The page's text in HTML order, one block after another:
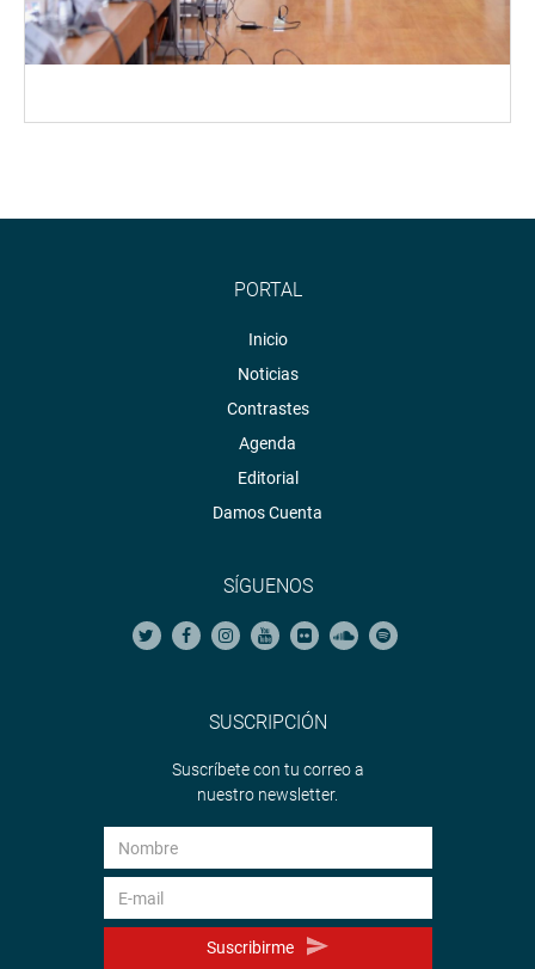
PORTAL
Inicio
Noticias
Contrastes
Agenda
Editorial
Damos Cuenta
SÍGUENOS
SUSCRIPCIÓN
Suscríbete con tu correo a
nuestro newsletter.
Suscribirme